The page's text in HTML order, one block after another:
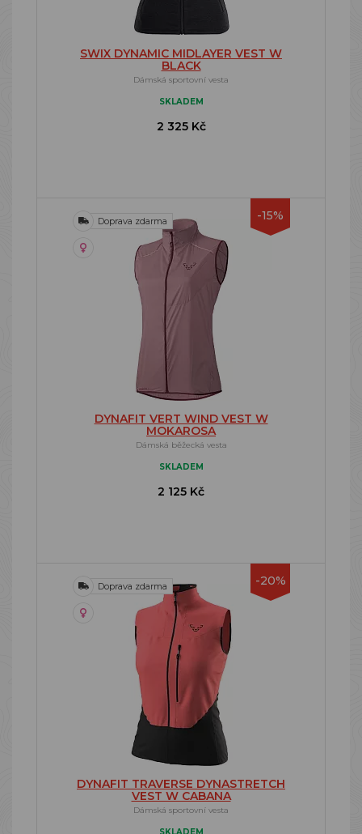
SWIX DYNAMIC MIDLAYER VEST W
BLACK
Dámská sportovní vesta
SKLADEM
2 325 Kč
-15%
Doprava zdarma
DYNAFIT VERT WIND VEST W
MOKAROSA
Dámská běžecká vesta
SKLADEM
2 125 Kč
-20%
Doprava zdarma
DYNAFIT TRAVERSE DYNASTRETCH
VEST W CABANA
Dámská sportovní vesta